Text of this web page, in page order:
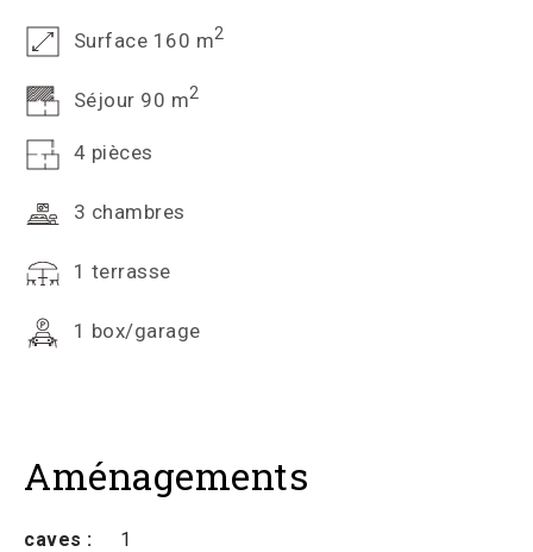
Surface 160 m2
Séjour 90 m2
4 pièces
3 chambres
1 terrasse
1 box/garage
Aménagements
caves :
1